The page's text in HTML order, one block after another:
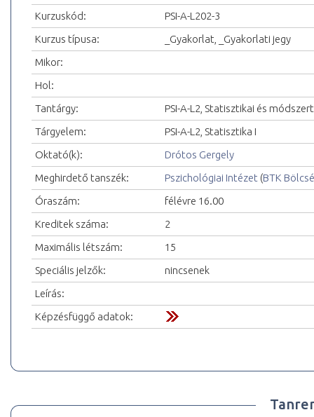
Kurzuskód:
PSI-A-L202-3
Kurzus típusa:
_Gyakorlat, _Gyakorlati jegy
Mikor:
Hol:
Tantárgy:
PSI-A-L2, Statisztikai és
Tárgyelem:
PSI-A-L2, Statisztika I
Oktató(k):
Drótos Gergely
Meghirdető tanszék:
Pszichológiai Intézet (BTK
Óraszám:
félévre 16.00
Kreditek száma:
2
Maximális létszám:
15
Speciális jelzők:
nincsenek
Leírás:
Képzésfüggő adatok: